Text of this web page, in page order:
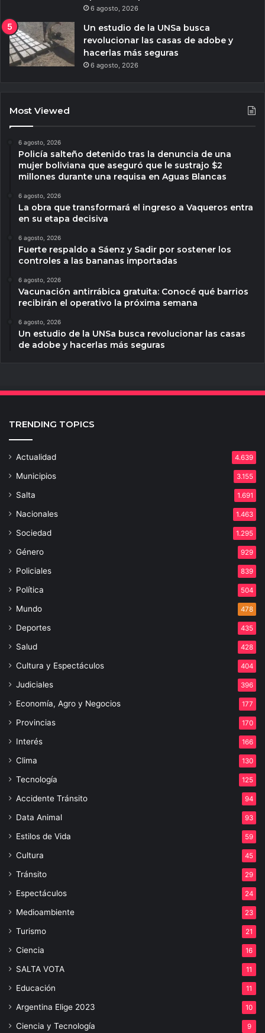
6 agosto, 2026
Un estudio de la UNSa busca
revolucionar las casas de adobe y
hacerlas más seguras
6 agosto, 2026
Most Viewed
6 agosto, 2026
Policía salteño detenido tras la denuncia de una
mujer boliviana que aseguró que le sustrajo $2
millones durante una requisa en Aguas Blancas
6 agosto, 2026
La obra que transformará el ingreso a Vaqueros entra
en su etapa decisiva
6 agosto, 2026
Fuerte respaldo a Sáenz y Sadir por sostener los
controles a las bananas importadas
6 agosto, 2026
Vacunación antirrábica gratuita: Conocé qué barrios
recibirán el operativo la próxima semana
6 agosto, 2026
Un estudio de la UNSa busca revolucionar las casas
de adobe y hacerlas más seguras
TRENDING TOPICS
Actualidad 4.639
Municipios 3.155
Salta 1.691
Nacionales 1.463
Sociedad 1.295
Género 929
Policiales 839
Política 504
Mundo 478
Deportes 435
Salud 428
Cultura y Espectáculos 404
Judiciales 396
Economía, Agro y Negocios 177
Provincias 170
Interés 166
Clima 130
Tecnología 125
Accidente Tránsito 94
Data Animal 93
Estilos de Vida 59
Cultura 45
Tránsito 29
Espectáculos 24
Medioambiente 23
Turismo 21
Ciencia 16
SALTA VOTA 11
Educación 11
Argentina Elige 2023 10
Ciencia y Tecnología 9